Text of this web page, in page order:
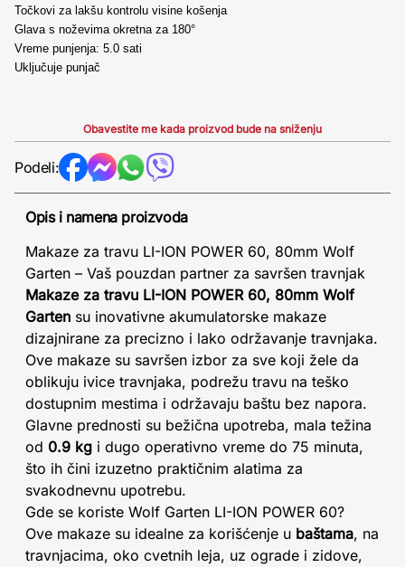
Točkovi za lakšu kontrolu visine košenja
Glava s noževima okretna za 180°
Vreme punjenja: 5.0 sati
Uključuje punjač
Obavestite me kada proizvod bude na sniženju
Podeli:
Opis i namena proizvoda
Makaze za travu LI-ION POWER 60, 80mm Wolf
Garten – Vaš pouzdan partner za savršen travnjak
Makaze za travu LI-ION POWER 60, 80mm Wolf
Garten su inovativne akumulatorske makaze
dizajnirane za precizno i lako održavanje travnjaka.
Ove makaze su savršen izbor za sve koji žele da
oblikuju ivice travnjaka, podrežu travu na teško
dostupnim mestima i održavaju baštu bez napora.
Glavne prednosti su bežična upotreba, mala težina
od 0.9 kg i dugo operativno vreme do 75 minuta,
što ih čini izuzetno praktičnim alatima za
svakodnevnu upotrebu.
Gde se koriste Wolf Garten LI-ION POWER 60?
Ove makaze su idealne za korišćenje u baštama, na
travnjacima, oko cvetnih leja, uz ograde i zidove,